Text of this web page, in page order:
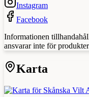
Instagram
Facebook
Informationen
ansvarar inte för
Karta